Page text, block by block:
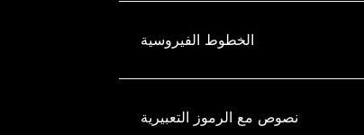
الخطوط الفيروسية
نصوص مع الرموز التعبيرية